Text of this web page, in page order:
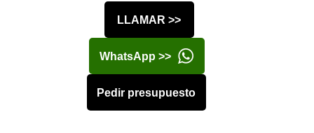
LLAMAR >>
WhatsApp >>
Pedir presupuesto